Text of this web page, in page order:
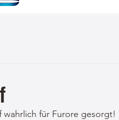
für Furore gesorgt!